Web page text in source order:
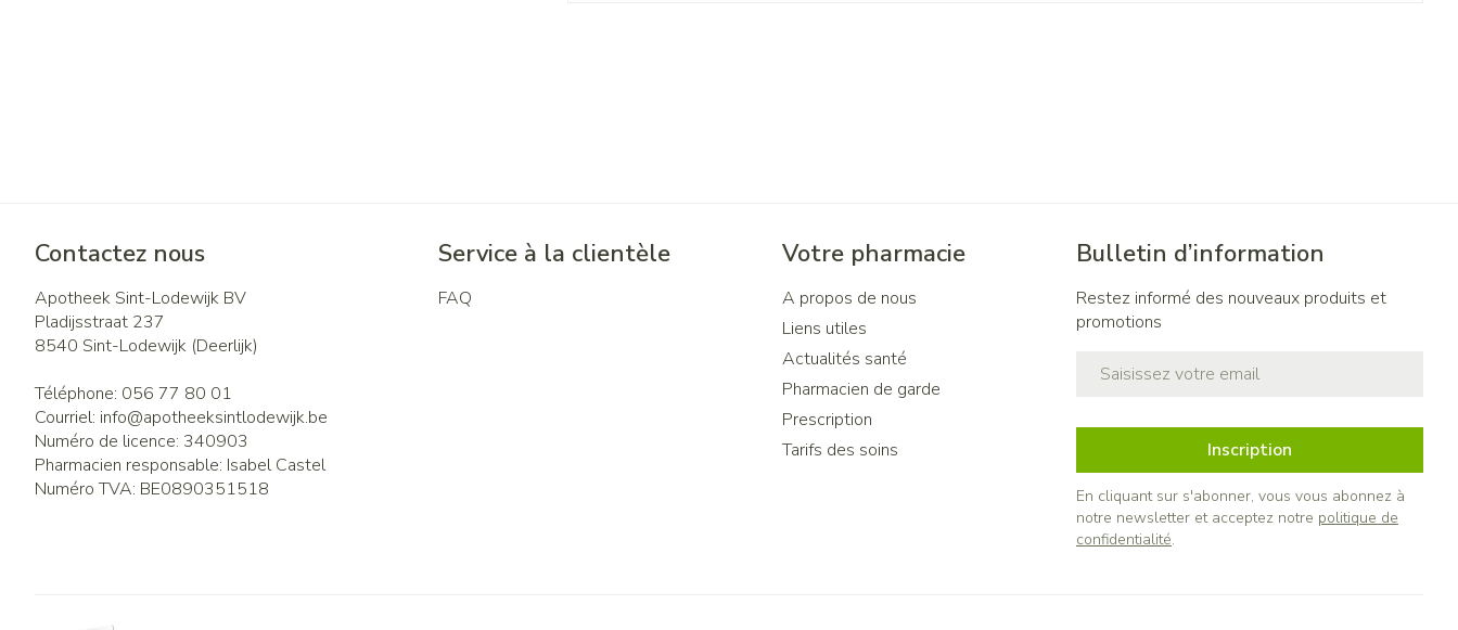
Contactez nous
Apotheek Sint-Lodewijk BV
Pladijsstraat 237
8540 Sint-Lodewijk (Deerlijk)
Téléphone: 056 77 80 01
Courriel: info@apotheeksintlodewijk.be
Numéro de licence: 340903
Pharmacien responsable: Isabel Castel
Numéro TVA: BE0890351518
Service à la clientèle
FAQ
Votre pharmacie
A propos de nous
Liens utiles
Actualités santé
Pharmacien de garde
Prescription
Tarifs des soins
Bulletin d’information
Restez informé des nouveaux produits et
promotions
Inscription
En cliquant sur s'abonner, vous vous abonnez à
notre newsletter et acceptez notre politique de
confidentialité.